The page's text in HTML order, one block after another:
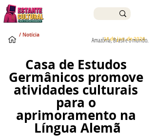
14 de jan. de 2026
Amazônia, Brasil e o mundo.
/ Notícia
Casa de Estudos
Germânicos promove
atividades culturais
para o
aprimoramento na
Língua Alemã